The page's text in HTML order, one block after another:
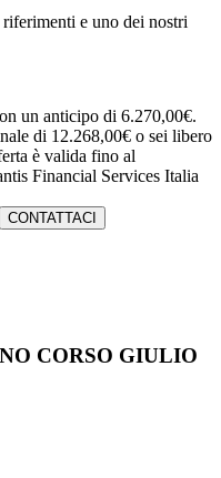
e uno dei nostri
un anticipo di 6.270,00€.
di 12.268,00€ o sei libero
è valida fino al
Financial Services Italia
CONTATTACI
CORSO GIULIO